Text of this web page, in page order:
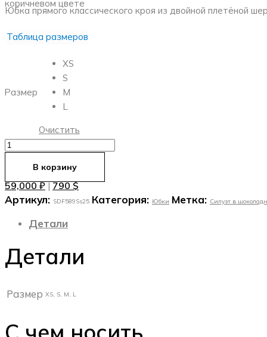
Юбка прямого классического кроя из двойной плетёной
Таблица размеров
Размер
XS
S
M
L
Очистить
Количество
из
плетёной
цвете
В корзину
59,000₽|790$
Артикул: SDF589Ss25 Категория: Юбки Метка: Силуэт в
Детали
Детали
Размер XS, S, M, L